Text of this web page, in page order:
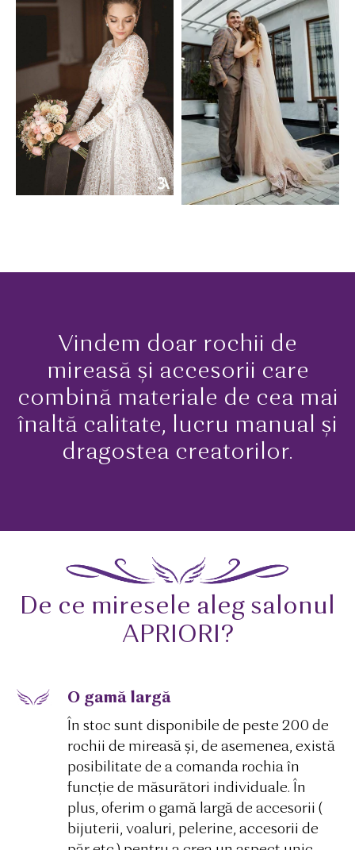
Vindem doar rochii de
mireasă și accesorii care
combină materiale de cea mai
înaltă calitate, lucru manual și
dragostea creatorilor.
De ce miresele aleg salonul
APRIORI?
O gamă largă
În stoc sunt disponibile de peste 200 de
rochii de mireasă și, de asemenea, există
posibilitate de a comanda rochia în
funcție de măsurători individuale. În
plus, oferim o gamă largă de accesorii (
bijuterii, voaluri, pelerine, accesorii de